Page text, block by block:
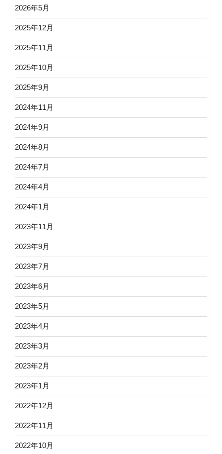
2026年5月
2025年12月
2025年11月
2025年10月
2025年9月
2024年11月
2024年9月
2024年8月
2024年7月
2024年4月
2024年1月
2023年11月
2023年9月
2023年7月
2023年6月
2023年5月
2023年4月
2023年3月
2023年2月
2023年1月
2022年12月
2022年11月
2022年10月